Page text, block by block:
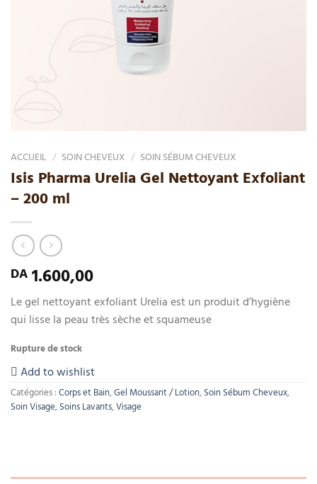
ACCUEIL / SOIN CHEVEUX / SOIN SÉBUM CHEVEUX
Isis Pharma Urelia Gel Nettoyant Exfoliant
– 200 ml
DA 1.600,00
Le gel nettoyant exfoliant Urelia est un produit d’hygiène
qui lisse la peau très sèche et squameuse
Rupture de stock
Add to wishlist
Catégories :Corps et Bain,Gel Moussant / Lotion,Soin Sébum Cheveux,
Soin Visage,Soins Lavants,Visage